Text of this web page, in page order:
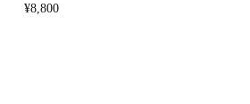
¥8,800